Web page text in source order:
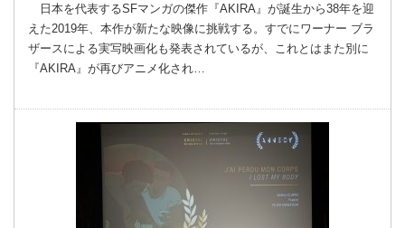
日本を代表するSFマンガの傑作『AKIRA』が誕生から38年を迎
えた2019年、本作が新たな映像に挑戦する。すでにワーナー ブラ
ザースによる実写映画化も発表されているが、これとはまた別に
『AKIRA』が再びアニメ化され…